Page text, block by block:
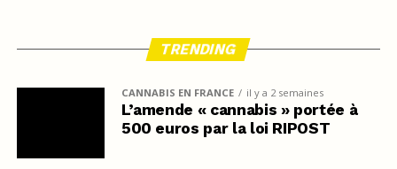
TRENDING
CANNABIS EN FRANCE il y a 2 semaines
L’amende « cannabis » portée à
500 euros par la loi RIPOST